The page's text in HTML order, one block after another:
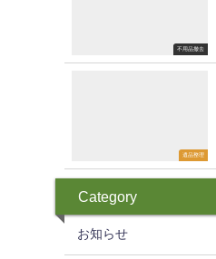
不用品撤去
遺品整理
Category
お知らせ